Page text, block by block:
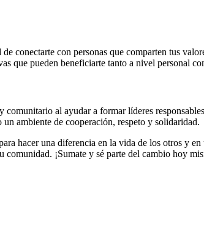
conectarte con personas que comparten tus
que pueden beneficiarte tanto a nivel personal
al ayudar a formar líderes
ambiente de cooperación, respeto y solidaridad.
hacer una diferencia en la vida de los otros y
¡Sumate y sé parte del cambio hoy